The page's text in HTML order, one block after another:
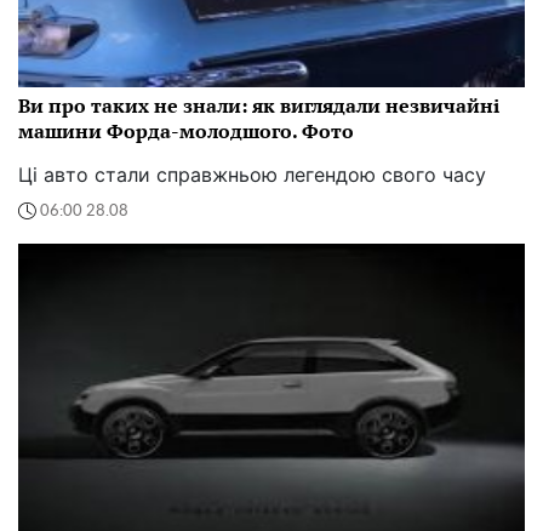
Ви про таких не знали: як виглядали незвичайні
машини Форда-молодшого. Фото
Ці авто стали справжньою легендою свого часу
06:00 28.08